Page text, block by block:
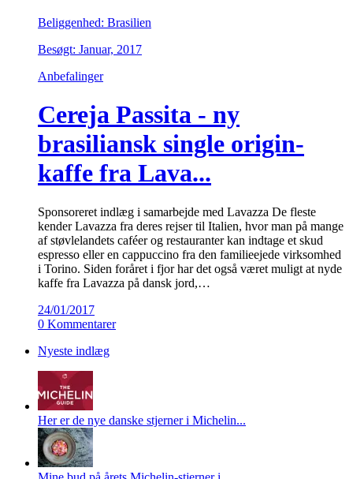
Beliggenhed: Brasilien
Besøgt: Januar, 2017
Anbefalinger
Cereja Passita - ny
brasiliansk single origin-
kaffe fra Lava...
Sponsoreret indlæg i samarbejde med Lavazza De fleste
kender Lavazza fra deres rejser til Italien, hvor man på mange
af støvlelandets caféer og restauranter kan indtage et skud
espresso eller en cappuccino fra den familieejede virksomhed
i Torino. Siden foråret i fjor har det også været muligt at nyde
kaffe fra Lavazza på dansk jord,…
24/01/2017
0 Kommentarer
Nyeste indlæg
Her er de nye danske stjerner i Michelin...